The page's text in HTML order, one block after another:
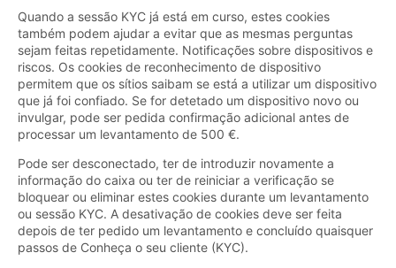
Quando a sessão KYC já está em curso, estes cookies
também podem ajudar a evitar que as mesmas perguntas
sejam feitas repetidamente. Notificações sobre dispositivos e
riscos. Os cookies de reconhecimento de dispositivo
permitem que os sítios saibam se está a utilizar um dispositivo
que já foi confiado. Se for detetado um dispositivo novo ou
invulgar, pode ser pedida confirmação adicional antes de
processar um levantamento de 500 €.
Pode ser desconectado, ter de introduzir novamente a
informação do caixa ou ter de reiniciar a verificação se
bloquear ou eliminar estes cookies durante um levantamento
ou sessão KYC. A desativação de cookies deve ser feita
depois de ter pedido um levantamento e concluído quaisquer
passos de Conheça o seu cliente (KYC).